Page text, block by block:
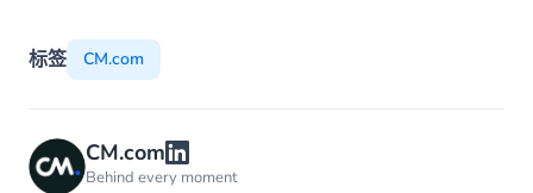
标签 CM.com
CM.com
Behind every moment